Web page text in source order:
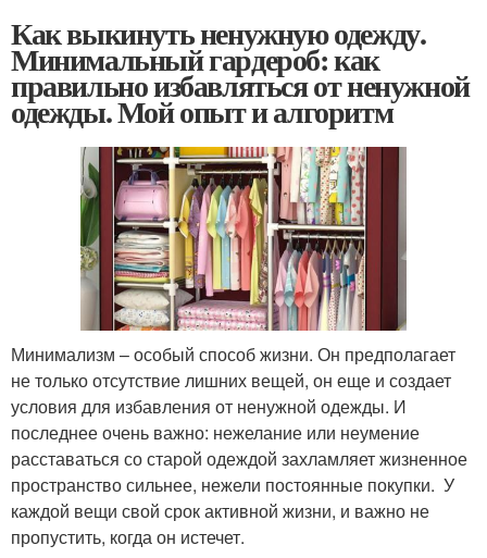
Как выкинуть ненужную одежду.
Минимальный гардероб: как
правильно избавляться от ненужной
одежды. Мой опыт и алгоритм
Минимализм – особый способ жизни. Он предполагает
не только отсутствие лишних вещей, он еще и создает
условия для избавления от ненужной одежды. И
последнее очень важно: нежелание или неумение
расставаться со старой одеждой захламляет жизненное
пространство сильнее, нежели постоянные покупки. У
каждой вещи свой срок активной жизни, и важно не
пропустить, когда он истечет.